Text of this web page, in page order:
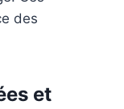
des
et